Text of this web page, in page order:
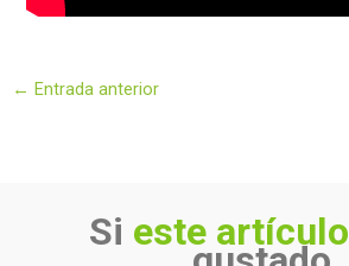
← Entrada anterior
Si este artículo